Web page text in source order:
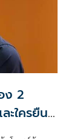
ง 2
ะใครยืน